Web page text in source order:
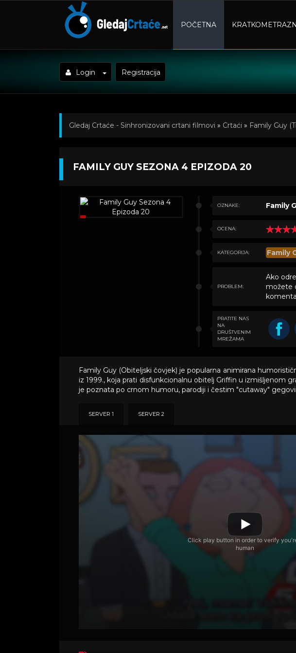
POČETNA
Login Registracija
Gledaj Crtaće - Sinhronizovani crtani filmovi » Crtaći » Family Guy
FAMILY GUY SEZONA 4 EPIZODA 20
OZNAKE: Family
OCENA:
KATEGORIJA: Family
PROBLEM:
Ako
možete
PRATITE NAS
NA
DRUŠTVENIM
MREŽAMA
Family Guy (Obiteljski čovjek) je popularna animirana
iz 1999., koja prati disfunkcionalnu obitelj Griffin u izmišljenom
je poznata po crnom humoru, parodiji i čestim "cutaway"
SERVER 1 SERVER 2